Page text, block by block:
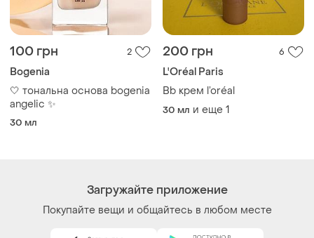
100 грн 2
Bogenia
🤍 тональна основа bogenia
angelic ✨
30 мл
200 грн 6
L'Oréal Paris
Bb крем l’oréal
30 мл и еще 1
Загружайте приложение
Покупайте вещи и общайтесь в любом месте